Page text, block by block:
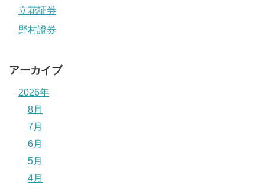
立花証券
野村證券
アーカイブ
2026年
8月
7月
6月
5月
4月